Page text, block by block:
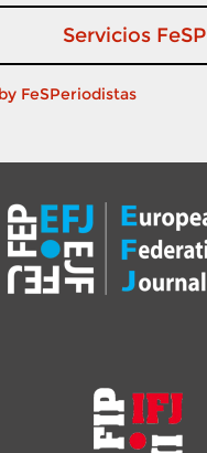
Servicios FeSP
FeSPeriodistas